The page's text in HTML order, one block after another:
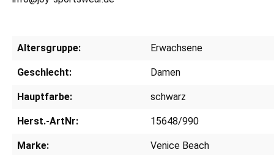
Altersgruppe: Erwachsene
Geschlecht: Damen
Hauptfarbe: schwarz
Herst.-ArtNr: 15648/990
Marke: Venice Beach